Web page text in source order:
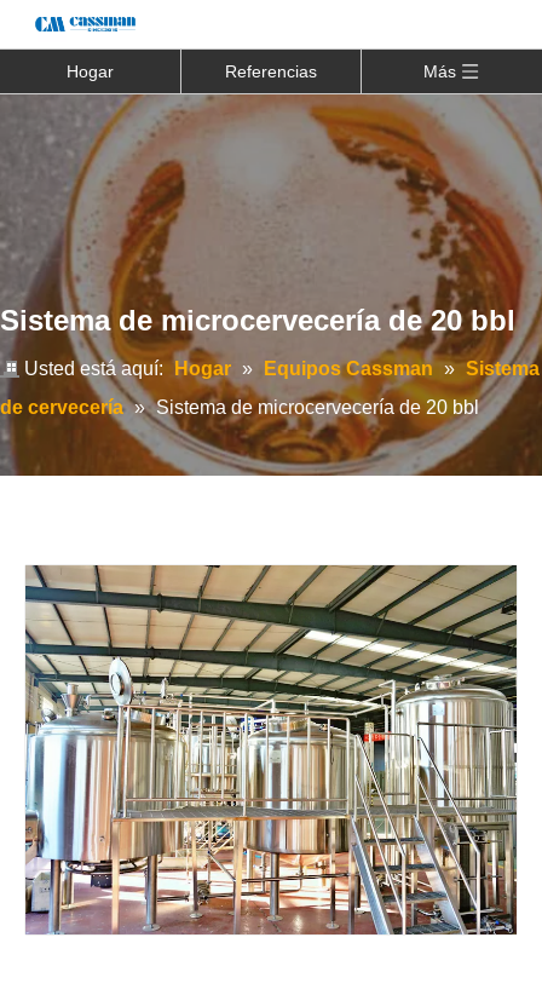
Hogar Referencias Más
Sistema de microcervecería de 20 bbl
Usted está aquí: Hogar » Equipos Cassman » Sistema
de cervecería » Sistema de microcervecería de 20 bbl